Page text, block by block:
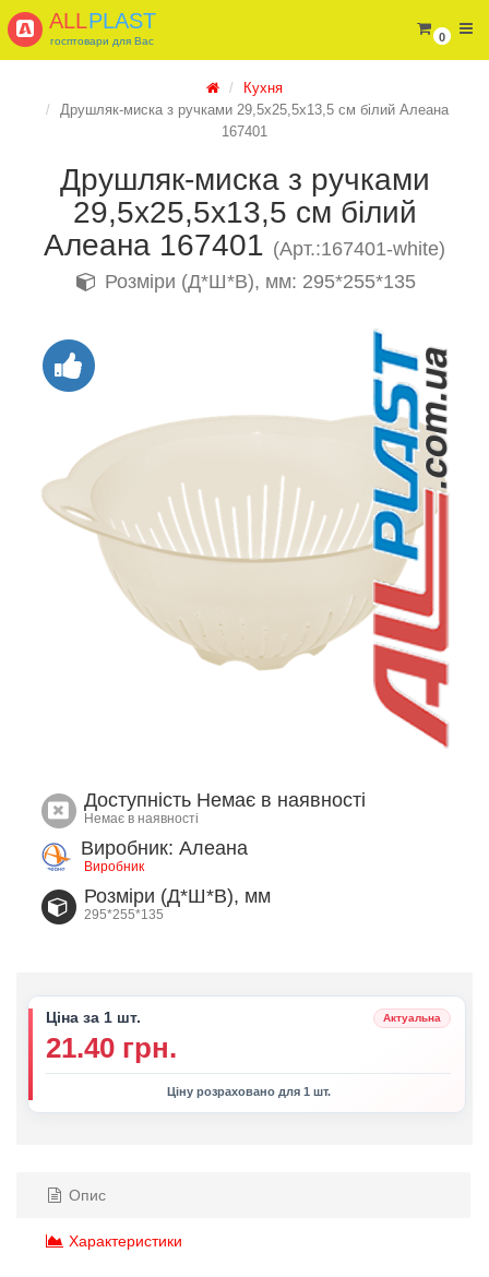
0
ALLPLAST
госптовари для Вас
Кухня
Друшляк-миска з ручками 29,5х25,5х13,5 см білий Алеана
167401
Друшляк-миска з ручками
29,5х25,5х13,5 см білий
Алеана 167401 (Арт.:167401-white)
Розміри (Д*Ш*В), мм: 295*255*135
Доступність Немає в наявності
Немає в наявності
Виробник: Алеана
Виробник
Розміри (Д*Ш*В), мм
295*255*135
Ціна за 1 шт. Актуальна
21.40 грн.
Ціну розраховано для 1 шт.
Опис
Характеристики